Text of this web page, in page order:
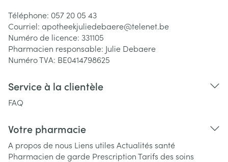
Téléphone: 057 20 05 43
Courriel: apotheekjuliedebaere@telenet.be
Numéro de licence: 331105
Pharmacien responsable: Julie Debaere
Numéro TVA: BE0414798625
Service à la clientèle
FAQ
Votre pharmacie
A propos de nous Liens utiles Actualités santé
Pharmacien de garde PrescriptionTarifs des soins